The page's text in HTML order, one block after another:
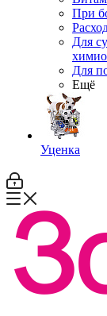
При
Для
Для
Ещё
Уценка